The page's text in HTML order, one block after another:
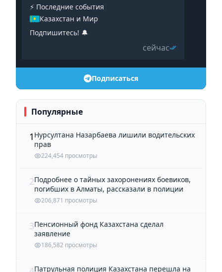
⚡️ Последние события
Казахстан и Мир
Подпишитесь! 🔔
сейчас
Подписаться
Популярные
1 Нурсултана Назарбаева лишили водительских
прав
224,454 просмотры
2Подробнее о тайных захоронениях боевиков,
погибших в Алматы, рассказали в полиции
206,871 просмотры
3Пенсионный фонд Казахстана сделал
заявление
186,582 просмотры
Патрульная полиция Казахстана перешла на